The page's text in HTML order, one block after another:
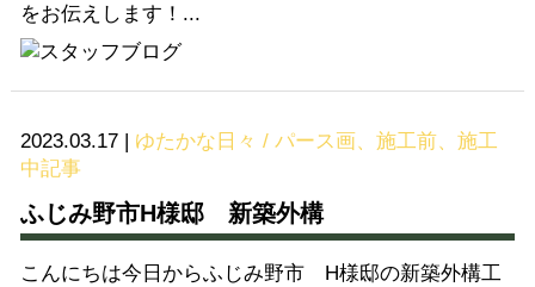
をお伝えします！...
2023.03.17
ゆたかな日々 / パース画、施工前、施工
中記事
ふじみ野市H様邸 新築外構
こんにちは今日からふじみ野市 H様邸の新築外構工